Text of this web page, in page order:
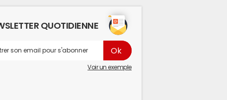
QUOTIDIENNE
Voir un exemple